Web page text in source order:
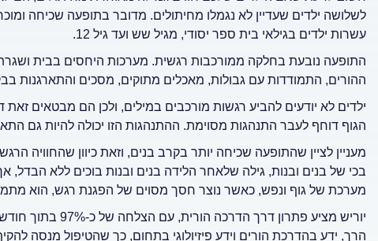
לשלושה ילדים שעדיין לא נגמלו מחיתולים. מדובר בתופעה שכיחה
עשרות ילדים בגילאי בית ספר יסודי, מגיל שש ועד גיל 12.
התופעה נובעת בחלקה ממורכבות רגשית. מערכות היחסים בבית ושגרת
ההורים, התמודדות עם גבולות, מאכלים מתוקים, מסכים והתארגנות
ילדים לא יודעים להביע רגשות מורכבים במילים, ולכן הם מבטאים
הגוף דוחף לעבר התנהגות מסוימת. ההתנהגות הזו יכולה להיות גם
מעניין לציין שהתופעה שכיחה יותר בקרב בנים, וזאת כיוון שהחוויה
בכי של בנים ובנות, גילה שלאחר הלידה בנים ובנות בוכים ללא הבדל,
מערכת של גוף ונפש, כאשר נוצר חסך מסוים של הפגנת רגש, הוא
יוריש מציע
הרך, ידע בהדרכת הורים וידע פיזיולוגי בתחום, כך שהטיפול מנסה